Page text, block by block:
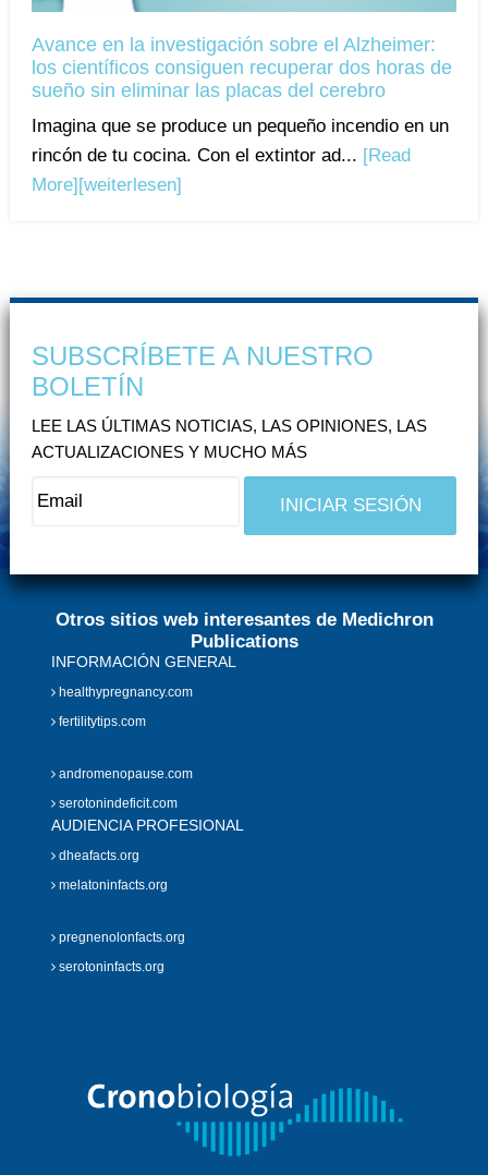
Avance en la investigación sobre el Alzheimer:
los científicos consiguen recuperar dos horas de
sueño sin eliminar las placas del cerebro
Imagina que se produce un pequeño incendio en un
rincón de tu cocina. Con el extintor ad... [Read
More][weiterlesen]
SUBSCRÍBETE A NUESTRO
BOLETÍN
LEE LAS ÚLTIMAS NOTICIAS, LAS OPINIONES, LAS
ACTUALIZACIONES Y MUCHO MÁS
Otros sitios web interesantes de Medichron
Publications
INFORMACIÓN GENERAL
healthypregnancy.com
fertilitytips.com
andromenopause.com
serotonindeficit.com
AUDIENCIA PROFESIONAL
dheafacts.org
melatoninfacts.org
pregnenolonfacts.org
serotoninfacts.org